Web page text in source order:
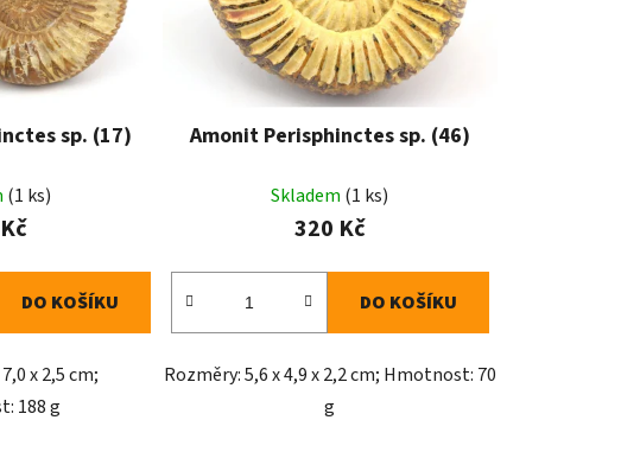
sp. (17)
(1 ks)
DO KOŠÍKU
x 2,5 cm;
188 g
Amonit Perisphinctes sp. (46)
Skladem (1 ks)
320 Kč
DO KOŠÍKU
Rozměry: 5,6 x 4,9 x 2,2 cm; Hmotnost: 70
g